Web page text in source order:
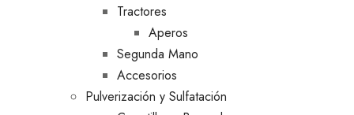
Tractores
Aperos
Segunda Mano
Accesorios
Pulverización y Sulfatación